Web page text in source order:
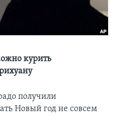
курить
получили
Новый год не совсем